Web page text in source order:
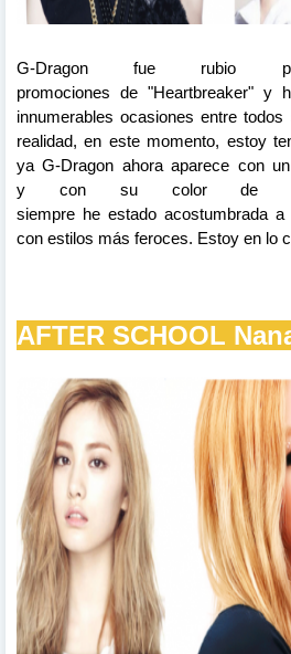
G-Dragon fue rubio
promociones de "Heartbreaker" y
innumerables ocasiones entre
realidad, en este momento, estoy
ya G-Dragon ahoraaparece con
y consu color de
siempre he estado acostumbrada a
con estilos más feroces. Estoy en lo
AFTER SCHOOL